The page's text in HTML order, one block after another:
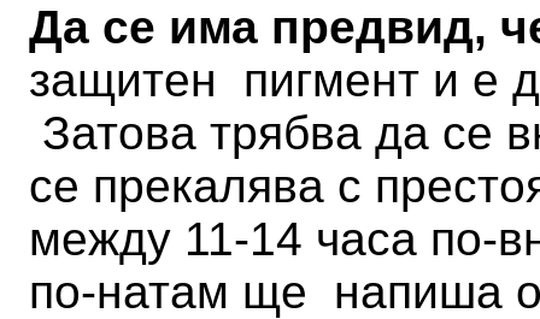
Да се има предвид,
защитен пигмент и е
Затова трябва да се
се прекалява с
между 11-14 часа по-
по-натам ще напиша